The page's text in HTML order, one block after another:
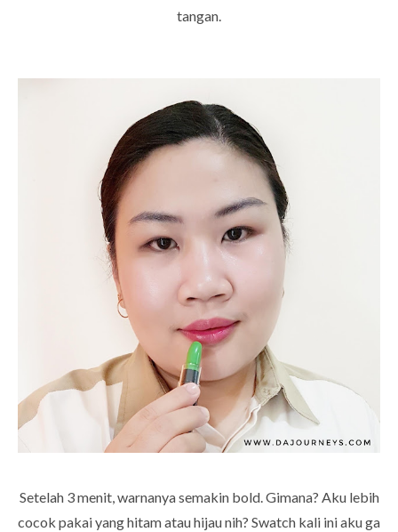
tangan.
Setelah 3 menit, warnanya semakin bold. Gimana? Aku lebih
cocok pakai yang hitam atau hijau nih? Swatch kali ini aku ga